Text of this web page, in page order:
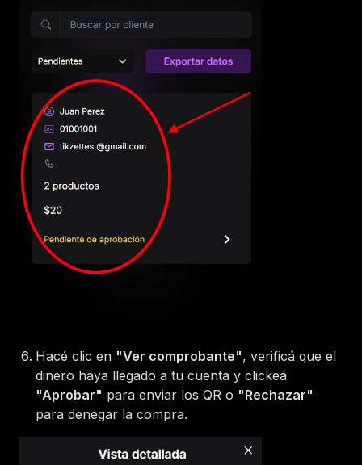
Hacé clic en "Ver comprobante", verificá que el
dinero haya llegado a tu cuenta y clickeá
"Aprobar" para enviar los QR o "Rechazar"
para denegar la compra.